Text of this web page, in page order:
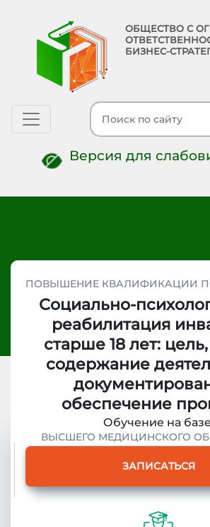
ОБЩЕСТВО С
БИЗНЕС-
Toggle navigation
Версия для
ПОВЫШЕНИЕ КВАЛИФИКАЦИИ
Социально-
реабилитация
старше 18 лет:
содержание
обеспечение
Обучение на
ВЫСШЕГО МЕДИЦИНСКОГО
ЗАПИСАТЬСЯ
курса